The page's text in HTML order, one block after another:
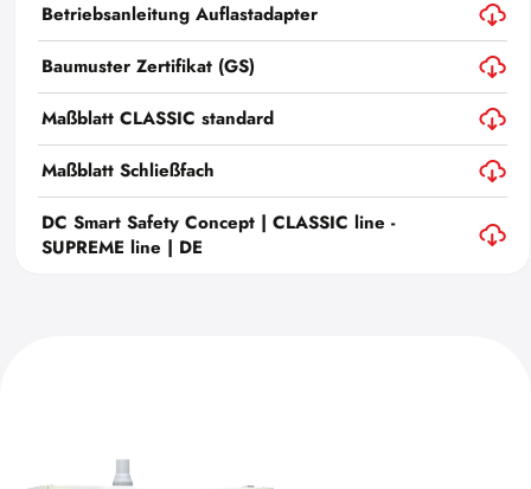
Betriebsanleitung Auflastadapter
Baumuster Zertifikat (GS)
Maßblatt CLASSIC standard
Maßblatt Schließfach
DC Smart Safety Concept | CLASSIC line -
SUPREME line | DE